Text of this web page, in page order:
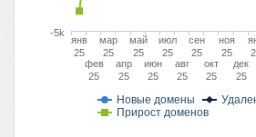
Новые домены
Прирост доменов
янв
25
фев
25
мар
25
апр
25
май
25
июн
25
июл
25
авг
25
сен
25
окт
25
ноя
25
дек
25
-5k